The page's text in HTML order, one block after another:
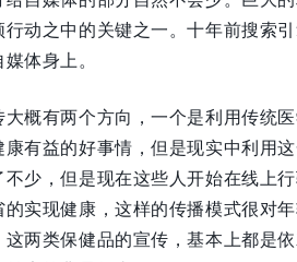
动之中的关键之一。十年前搜索
体身上。
概有两个方向，一个是利用传统
有益的好事情，但是现实中利用
少，但是现在这些人开始在线上
实现健康，这样的传播模式很对
两类保健品的宣传，基本上都是